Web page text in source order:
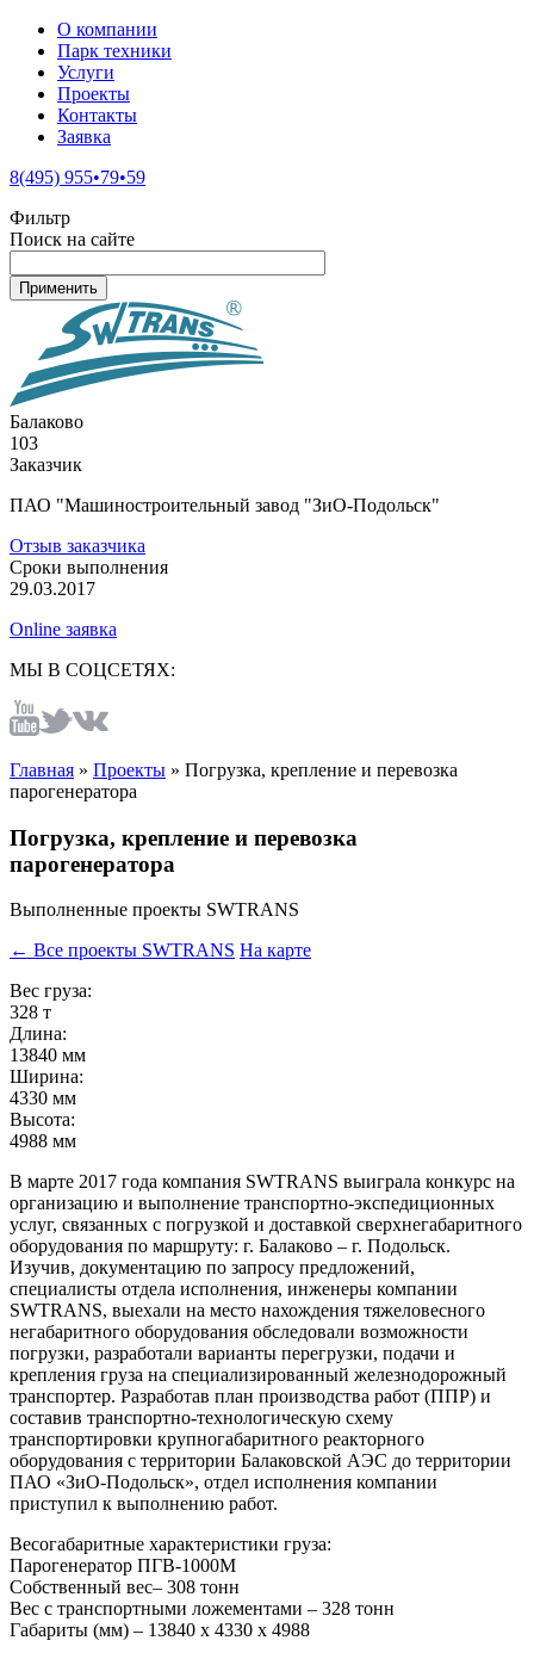
О компании
Парк техники
Услуги
Проекты
Контакты
Заявка
8(495) 955•79•59
Фильтр
Поиск на сайте
Балаково
103
Заказчик
ПАО "Машиностроительный завод "ЗиО-Подольск"
Отзыв заказчика
Сроки выполнения
29.03.2017
Online заявка
МЫ В СОЦСЕТЯХ:
Главная » Проекты » Погрузка, крепление и перевозка
парогенератора
Погрузка, крепление и перевозка
парогенератора
Выполненные проекты SWTRANS
← Все проекты SWTRANS На карте
Вес груза:
328 т
Длина:
13840 мм
Ширина:
4330 мм
Высота:
4988 мм
В марте 2017 года компания SWTRANS выиграла конкурс на
организацию и выполнение транспортно-экспедиционных
услуг, связанных с погрузкой и доставкой сверхнегабаритного
оборудования по маршруту: г. Балаково – г. Подольск.
Изучив, документацию по запросу предложений,
специалисты отдела исполнения, инженеры компании
SWTRANS, выехали на место нахождения тяжеловесного
негабаритного оборудования обследовали возможности
погрузки, разработали варианты перегрузки, подачи и
крепления груза на специализированный железнодорожный
транспортер. Разработав план производства работ (ППР) и
составив транспортно-технологическую схему
транспортировки крупногабаритного реакторного
оборудования с территории Балаковской АЭС до территории
ПАО «ЗиО-Подольск», отдел исполнения компании
приступил к выполнению работ.
Весогабаритные характеристики груза:
Парогенератор ПГВ-1000М
Собственный вес– 308 тонн
Вес с транспортными ложементами – 328 тонн
Габариты (мм) – 13840 х 4330 х 4988